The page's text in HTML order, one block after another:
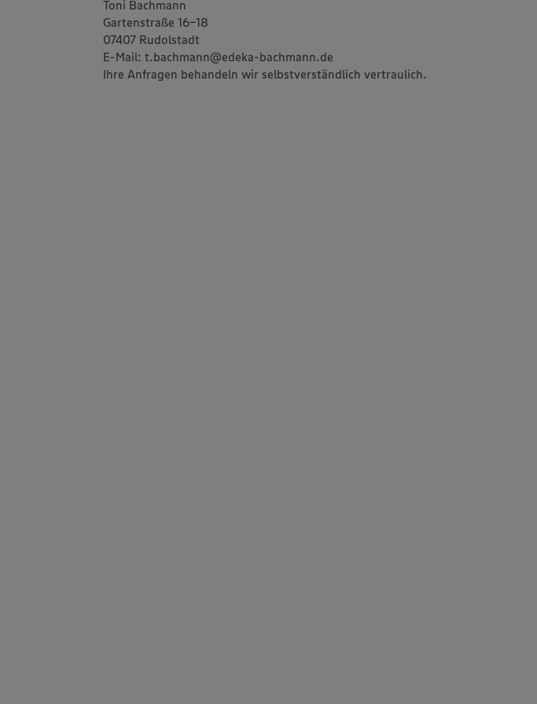
Toni Bachmann
Gartenstraße 16-18
07407 Rudolstadt
E-Mail: t.bachmann@edeka-bachmann.de
Ihre Anfragen behandeln wir selbstverständlich vertraulich.